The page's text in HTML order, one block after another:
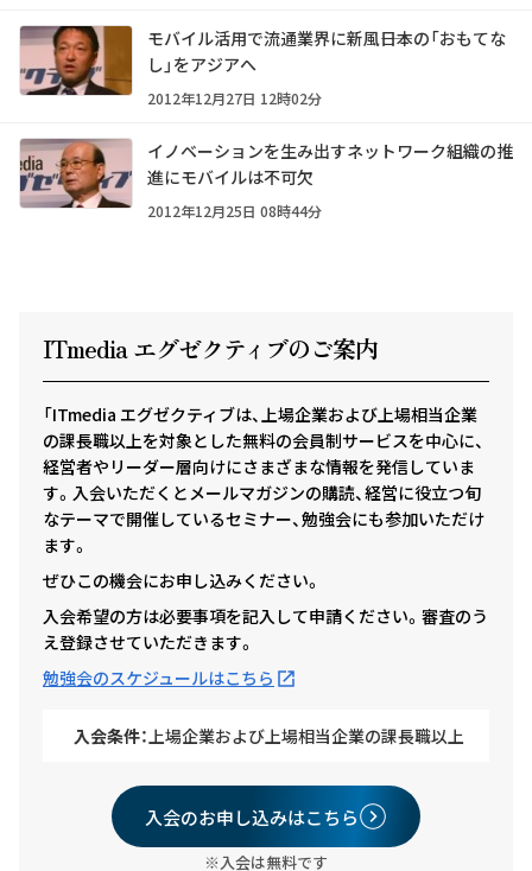
モバイル活用で流通業界に新風――日本の「おもてな
し」をアジアへ
2012年12月27日 12時02分
イノベーションを生み出すネットワーク組織の推
進にモバイルは不可欠
2012年12月25日 08時44分
ITmedia エグゼクティ ブのご案内
「ITmedia エグゼクティブは、上場企業および上場相当企業
の課長職以上を対象とした無料の会員制サービスを中心に、
経営者やリーダー層向けにさまざまな情報を発信していま
す。入会いただくとメールマガジンの購読、経営に役立つ旬
なテーマで開催しているセミナー、勉強会にも参加いただけ
ます。
ぜひこの機会にお申し込みください。
入会希望の方は必要事項を記入して申請ください。審査のう
え登録させていただきます。
勉強会のスケジュールはこちら
入会条件：上場企業および上場相当企業の課長職以上
入会のお申し込みはこちら
※入会は無料です